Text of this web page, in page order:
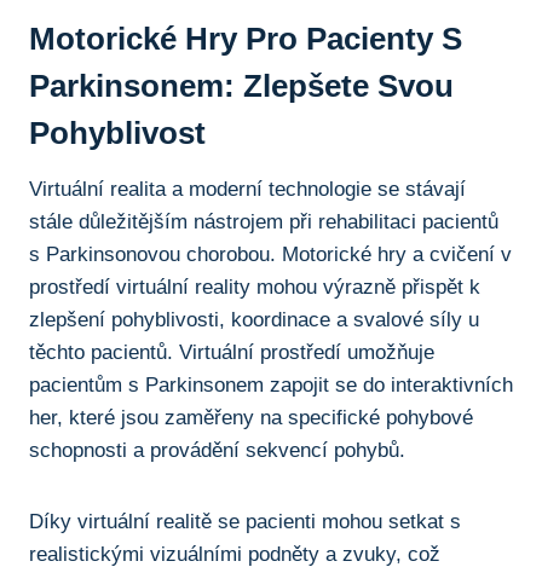
Motorické Hry Pro Pacienty‍ S
Parkinsonem: Zlepšete⁣ Svou
Pohyblivost
Virtuální realita a ⁢moderní technologie se stávají
stále důležitějším nástrojem při rehabilitaci pacientů
s Parkinsonovou chorobou. Motorické hry a ⁢cvičení ⁣v
prostředí ‍virtuální reality mohou výrazně ​přispět k
zlepšení pohyblivosti, koordinace a⁤ svalové síly u
těchto pacientů. Virtuální prostředí ​umožňuje
pacientům s Parkinsonem zapojit se do interaktivních
her, které jsou zaměřeny na specifické pohybové
schopnosti a provádění⁢ sekvencí pohybů.
Díky virtuální realitě se pacienti mohou setkat s ​
realistickými‍ vizuálními podněty a zvuky, což